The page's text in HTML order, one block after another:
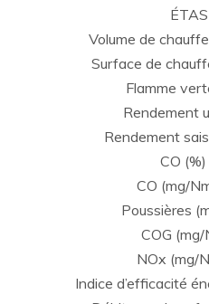
Volume de
Surface de
Flamme
Rendement
Rendement
CO
CO (mg/
Poussières
COG (mg/
NOx (mg/
Indice d’efficacité